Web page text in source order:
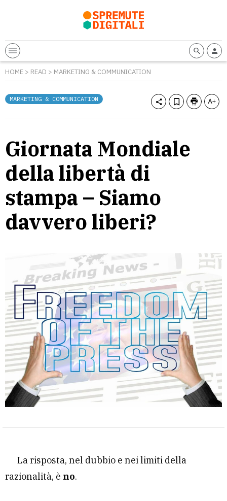
HOME > READ > MARKETING & COMMUNICATION
MARKETING & COMMUNICATION
Giornata Mondiale
della libertà di
stampa – Siamo
davvero liberi?
La risposta, nel dubbio e nei limiti della
razionalità, è no.